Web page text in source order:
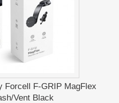
Forcell F-GRIP MagFlex
Vent Black